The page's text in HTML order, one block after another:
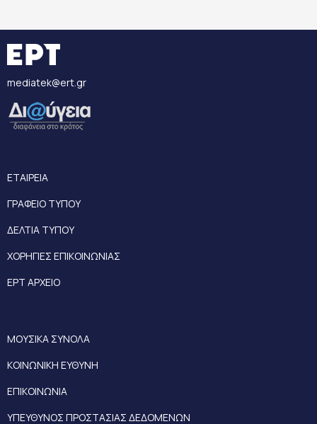
mediatek@ert.gr
ΕΤΑΙΡΕΙΑ
ΓΡΑΦΕΙΟ ΤΥΠΟΥ
ΔΕΛΤΙΑ ΤΥΠΟΥ
ΧΟΡΗΓΙΕΣ ΕΠΙΚΟΙΝΩΝΙΑΣ
ΕΡΤ ΑΡΧΕΙΟ
ΜΟΥΣΙΚΑ ΣΥΝΟΛΑ
ΚΟΙΝΩΝΙΚΗ ΕΥΘΥΝΗ
ΕΠΙΚΟΙΝΩΝΙΑ
ΥΠΕΥΘΥΝΟΣ ΠΡΟΣΤΑΣΙΑΣ ΔΕΔΟΜΕΝΩΝ